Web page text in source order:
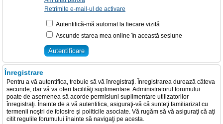
Retrimite e-mail-ul de activare
Autentifică-mă automat la fiecare vizită
Ascunde starea mea online în această sesiune
Înregistrare
Pentru a vă autentifica, trebuie să vă înregistraţi. Înregistrarea durează câteva
secunde, dar vă va oferi facilităţi suplimentare. Administratorul forumului
poate de asemenea să acorde permisiuni suplimentare utilizatorilor
înregistraţi. Înainte de a vă autentifica, asiguraţi-vă că sunteţi familiarizat cu
termenii noştri de folosire şi politicile asociate. Vă rugăm să vă asiguraţi că aţi
citit regulile forumului înainte să navigaţi pe acesta.